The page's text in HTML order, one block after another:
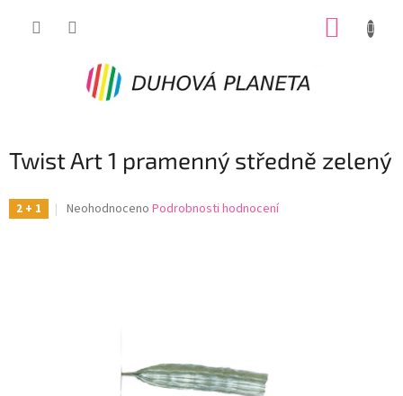
Twist Art 1 pramenný středně zelený
2 + 1
Průměrné
Neohodnoceno Podrobnosti hodnocení